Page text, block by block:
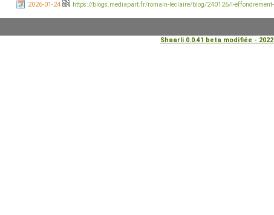
2026-01-24 https://blogs.mediapart.fr/romain-leclaire/blog/240126/l-
Shaarli 0.0.41 beta modifiée -